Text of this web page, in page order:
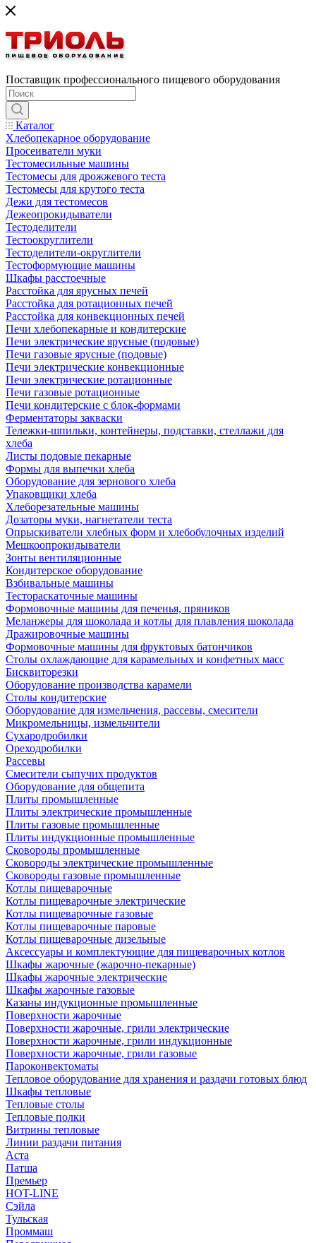
Поставщик профессионального пищевого оборудования
Каталог
Хлебопекарное оборудование
Просеиватели муки
Тестомесильные машины
Тестомесы для дрожжевого теста
Тестомесы для крутого теста
Дежи для тестомесов
Дежеопрокидыватели
Тестоделители
Тестоокруглители
Тестоделители-округлители
Тестоформующие машины
Шкафы расстоечные
Расстойка для ярусных печей
Расстойка для ротационных печей
Расстойка для конвекционных печей
Печи хлебопекарные и кондитерские
Печи электрические ярусные (подовые)
Печи газовые ярусные (подовые)
Печи электрические конвекционные
Печи электрические ротационные
Печи газовые ротационные
Печи кондитерские с блок-формами
Ферментаторы закваски
Тележки-шпильки, контейнеры, подставки, стеллажи для
хлеба
Листы подовые пекарные
Формы для выпечки хлеба
Оборудование для зернового хлеба
Упаковщики хлеба
Хлеборезательные машины
Дозаторы муки, нагнетатели теста
Опрыскиватели хлебных форм и хлебобулочных изделий
Мешкоопрокидыватели
Зонты вентиляционные
Кондитерское оборудование
Взбивальные машины
Тестораскаточные машины
Формовочные машины для печенья, пряников
Меланжеры для шоколада и котлы для плавления шоколада
Дражировочные машины
Формовочные машины для фруктовых батончиков
Столы охлаждающие для карамельных и конфетных масс
Бисквиторезки
Оборудование производства карамели
Столы кондитерские
Оборудование для измельчения, рассевы, смесители
Микромельницы, измельчители
Сухародробилки
Ореходробилки
Рассевы
Смесители сыпучих продуктов
Оборудование для общепита
Плиты промышленные
Плиты электрические промышленные
Плиты газовые промышленные
Плиты индукционные промышленные
Сковороды промышленные
Сковороды электрические промышленные
Сковороды газовые промышленные
Котлы пищеварочные
Котлы пищеварочные электрические
Котлы пищеварочные газовые
Котлы пищеварочные паровые
Котлы пищеварочные дизельные
Аксессуары и комплектующие для пищеварочных котлов
Шкафы жарочные (жарочно-пекарные)
Шкафы жарочные электрические
Шкафы жарочные газовые
Казаны индукционные промышленные
Поверхности жарочные
Поверхности жарочные, грили электрические
Поверхности жарочные, грили индукционные
Поверхности жарочные, грили газовые
Пароконвектоматы
Тепловое оборудование для хранения и раздачи готовых блюд
Шкафы тепловые
Тепловые столы
Тепловые полки
Витрины тепловые
Линии раздачи питания
Аста
Патша
Премьер
HOT-LINE
Сэйла
Тульская
Проммаш